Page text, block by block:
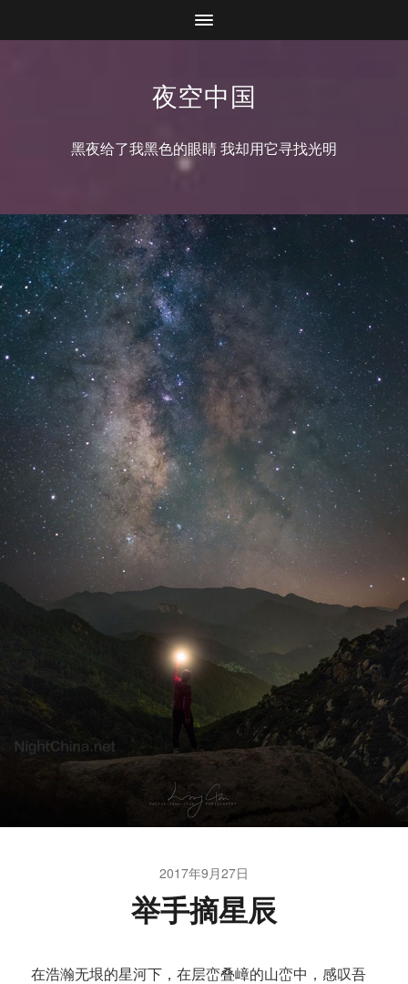
夜空中国
黑夜给了我黑色的眼睛 我却用它寻找光明
2017年9月27日
举手摘星辰
在浩瀚无垠的星河下，在层峦叠嶂的山峦中，感叹吾